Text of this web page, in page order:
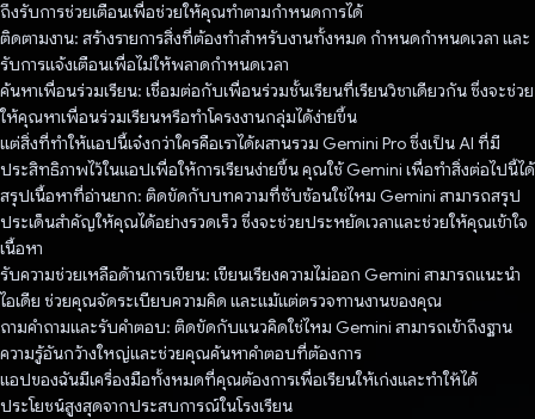
ถึงรับการช่วยเตือนเพื่อช่วยให้คุณทำตามกำหนดการได้
ติดตามงาน: สร้างรายการสิ่งที่ต้องทำสำหรับงานทั้งหมด กำหนดกำหนดเวลา และ
รับการแจ้งเตือนเพื่อไม่ให้พลาดกำหนดเวลา
ค้นหาเพื่อนร่วมเรียน: เชื่อมต่อกับเพื่อนร่วมชั้นเรียนที่เรียนวิชาเดียวกัน ซึ่งจะช่วย
ให้คุณหาเพื่อนร่วมเรียนหรือทำโครงงานกลุ่มได้ง่ายขึ้น
แต่สิ่งที่ทำให้แอปนี้เจ๋งกว่าใครคือเราได้ผสานรวม Gemini Pro ซึ่งเป็น AI ที่มี
ประสิทธิภาพไว้ในแอปเพื่อให้การเรียนง่ายขึ้น คุณใช้ Gemini เพื่อทำสิ่งต่อไปนี้ได้
สรุปเนื้อหาที่อ่านยาก: ติดขัดกับบทความที่ซับซ้อนใช่ไหม Gemini สามารถสรุป
ประเด็นสำคัญให้คุณได้อย่างรวดเร็ว ซึ่งจะช่วยประหยัดเวลาและช่วยให้คุณเข้าใจ
เนื้อหา
รับความช่วยเหลือด้านการเขียน: เขียนเรียงความไม่ออก Gemini สามารถแนะนำ
ไอเดีย ช่วยคุณจัดระเบียบความคิด และแม้แต่ตรวจทานงานของคุณ
ถามคำถามและรับคำตอบ: ติดขัดกับแนวคิดใช่ไหม Gemini สามารถเข้าถึงฐาน
ความรู้อันกว้างใหญ่และช่วยคุณค้นหาคำตอบที่ต้องการ
แอปของฉันมีเครื่องมือทั้งหมดที่คุณต้องการเพื่อเรียนให้เก่งและทำให้ได้
ประโยชน์สูงสุดจากประสบการณ์ในโรงเรียน